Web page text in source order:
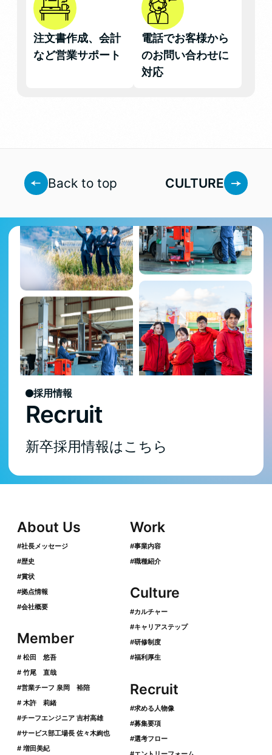
注文書作成、会計
など営業サポート
電話でお客様から
のお問い合わせに
対応
Back to top CULTURE
採用情報
Recruit
新卒採用情報はこちら
About Us
#社長メッセージ
#歴史
#賞状
#拠点情報
#会社概要
Member
# 松田 悠吾
# 竹尾 直哉
#営業チーフ 泉岡 裕陪
# 木許 莉緒
#チーフエンジニア 吉村高雄
#サービス部工場長 佐々木絢也
# 増田美紀
Work
#事業内容
#職種紹介
Culture
#カルチャー
#キャリアステップ
#研修制度
#福利厚生
Recruit
#求める人物像
#募集要項
#選考フロー